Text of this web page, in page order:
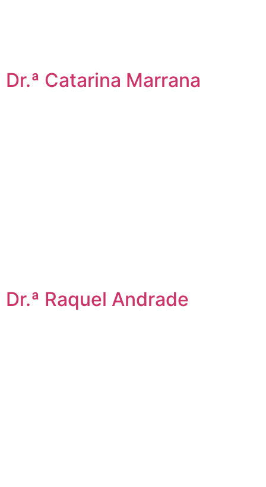
Dr.ª Catarina Marrana
Dr.ª Raquel Andrade